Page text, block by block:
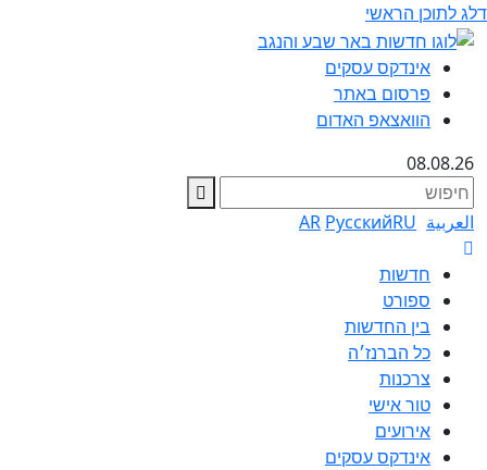
דלג לתוכן הראשי
אינדקס עסקים
פרסום באתר
הוואצאפ האדום
08.08.26
חיפוש
العربية
AR РусскийRU
חדשות
ספורט
בין החדשות
כל הברנז׳ה
צרכנות
טור אישי
אירועים
אינדקס עסקים